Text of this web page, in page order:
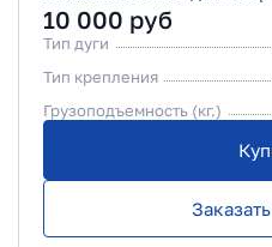
10 000 руб
Тип дуги
Тип крепления
Грузоподъемность (кг.)